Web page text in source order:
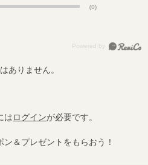
(0)
ありません。
はログインが必要です。
＆プレゼントをもらおう！